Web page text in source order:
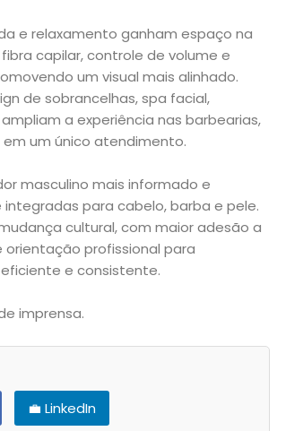
e relaxamento ganham espaço na
capilar, controle de volume e
um visual mais alinhado.
de sobrancelhas, spa facial,
a experiência nas barbearias,
um único atendimento.
masculino mais informado e
para cabelo, barba e pele.
cultural, com maior adesão a
profissional para
e consistente.
imprensa.
💼 LinkedIn